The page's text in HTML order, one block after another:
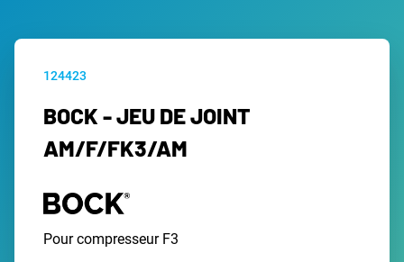
124423
BOCK - JEU DE JOINT
AM/F/FK3/AM
Pour compresseur F3